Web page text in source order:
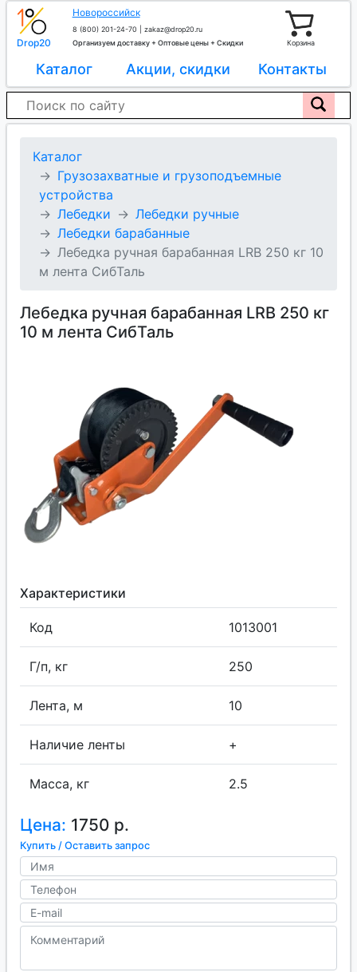
Drop20
Новороссийск
8 (800) 201-24-70
zakaz@drop20.ru
Организуем доставку + Оптовые цены + Скидки
Корзина
Каталог Акции, скидки Контакты
Каталог
Грузозахватные и грузоподъемные
устройства
Лебедки
Лебедки ручные
Лебедки барабанные
Лебедка ручная барабанная LRB 250 кг 10
м лента СибТаль
Лебедка ручная барабанная LRB 250 кг
10 м лента СибТаль
Характеристики
Код 1013001
Г/п, кг 250
Лента, м 10
Наличие ленты +
Масса, кг 2.5
Цена: 1750 р.
Купить / Оставить запрос